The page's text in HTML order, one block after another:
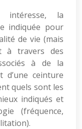
intéresse, la
indiquée pour
de vie (mais
à travers des
à de la
ceinture
quels sont les
indiqués et
(fréquence,